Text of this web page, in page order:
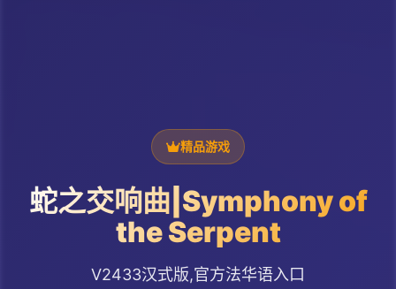
精品游戏
蛇之交响曲|Symphony of
the Serpent
V2433汉式版,官方法华语入口